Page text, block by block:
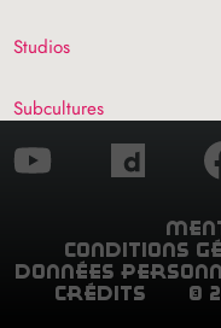
Studios
Subcultures
conditions
données
crédits
©